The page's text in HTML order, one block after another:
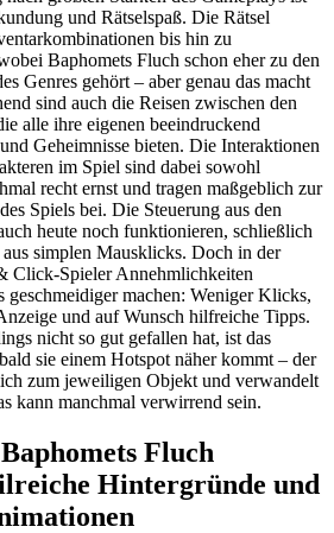
und Rätselspaß. Die Rätsel
bis hin zu
Baphomets Fluch schon eher zu den
Genres gehört – aber genau das macht
sind auch die Reisen zwischen den
alle ihre eigenen beeindruckend
Geheimnisse bieten. Die Interaktionen
im Spiel sind dabei sowohl
recht ernst und tragen maßgeblich zur
Spiels bei. Die Steuerung aus den
heute noch funktionieren, schließlich
aus simplen Mausklicks. Doch in der
Click-Spieler Annehmlichkeiten
geschmeidiger machen: Weniger Klicks,
und auf Wunsch hilfreiche Tipps.
nicht so gut gefallen hat, ist das
sie einem Hotspot näher kommt – der
zum jeweiligen Objekt und verwandelt
kann manchmal verwirrend sein.
Fluch
Hintergründe und